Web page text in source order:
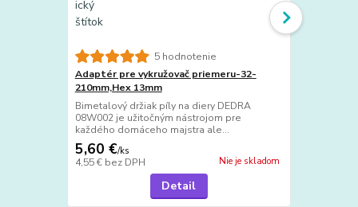
5 hodnotenie
Adaptér pre vykružovač priemeru-32-
210mm,Hex 13mm
Bimetalový držiak píly na diery DEDRA
08W002 je užitočným nástrojom pre
každého domáceho majstra ale...
5,60 €/ks
4,55 € bez DPH Nie je skladom
Detail